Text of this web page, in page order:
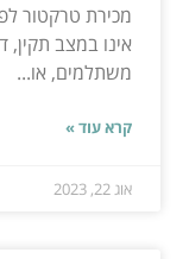
מכירת טרקטור
אינו במצב תקין,
משתלמים, או...
קרא עוד »
אוג 22, 2023